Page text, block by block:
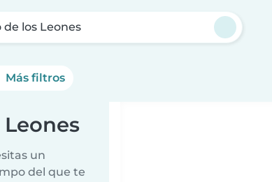
de los Leones
Más filtros
un
del que te